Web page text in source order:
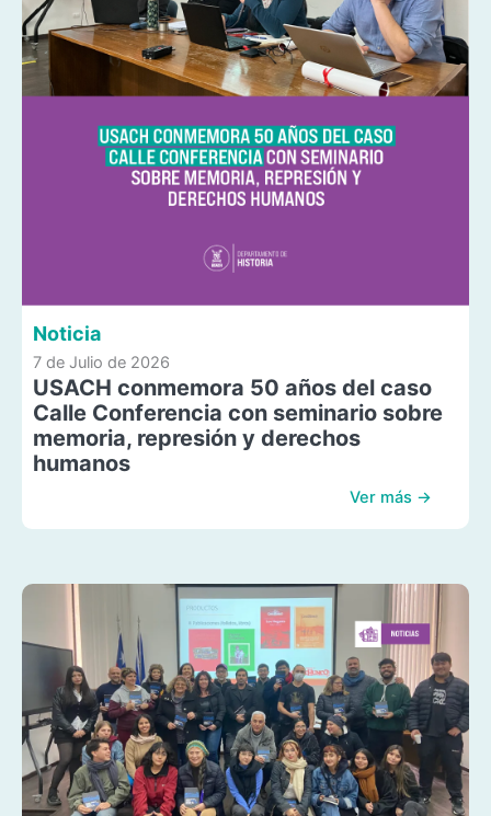
Noticia
7 de Julio de 2026
USACH conmemora 50 años del caso
Calle Conferencia con seminario sobre
memoria, represión y derechos
humanos
Ver más →